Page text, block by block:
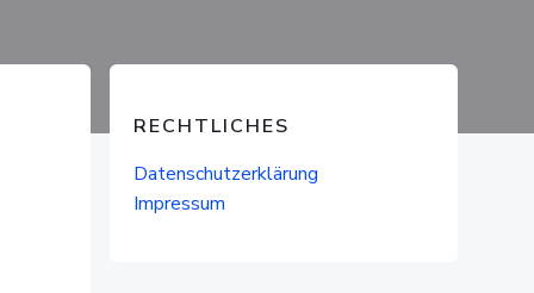
RECHTLICHES
Datenschutzerklärung
Impressum